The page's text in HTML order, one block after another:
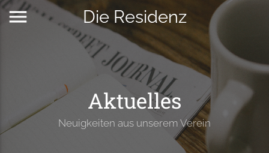
Die Residenz
menu
Aktuelles
Neuigkeiten aus unserem Verein